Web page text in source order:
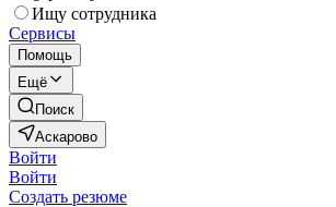
Ищу сотрудника
Сервисы
Помощь
Ещё
Поиск
Аскарово
Войти
Войти
Создать резюме